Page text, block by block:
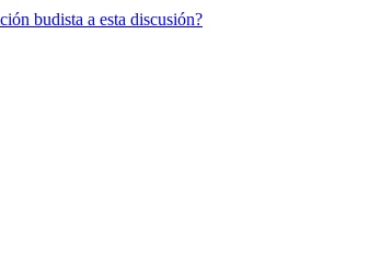
budista a esta discusión?